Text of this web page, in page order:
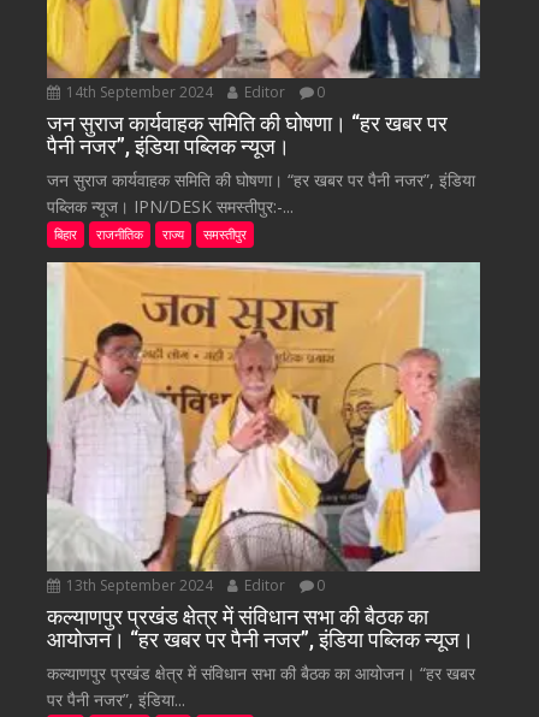
14th September 2024 Editor 0
जन सुराज कार्यवाहक समिति की घोषणा। “हर खबर पर
पैनी नजर”, इंडिया पब्लिक न्यूज।
जन सुराज कार्यवाहक समिति की घोषणा। “हर खबर पर पैनी नजर”, इंडिया
पब्लिक न्यूज। IPN/DESK समस्तीपुर:-...
बिहार राजनीतिक राज्य समस्तीपुर
13th September 2024 Editor 0
कल्याणपुर प्रखंड क्षेत्र में संविधान सभा की बैठक का
आयोजन। “हर खबर पर पैनी नजर”, इंडिया पब्लिक न्यूज।
कल्याणपुर प्रखंड क्षेत्र में संविधान सभा की बैठक का आयोजन। “हर खबर
पर पैनी नजर”, इंडिया...